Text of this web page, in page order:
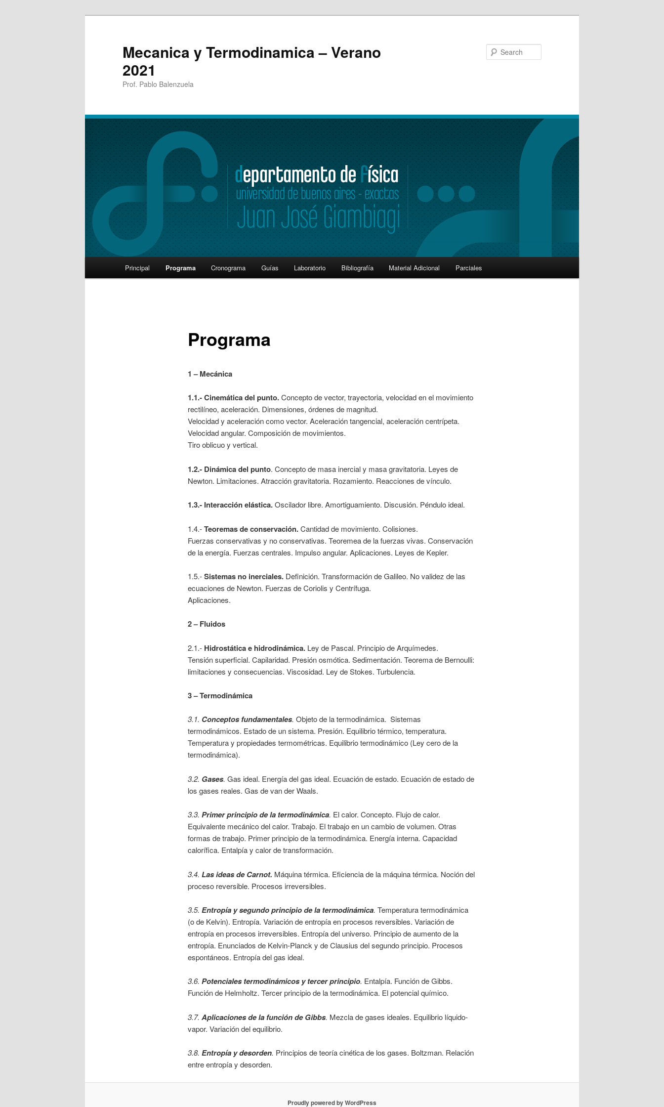
Mecanica y Termodinamica – Verano
2021
Prof. Pablo Balenzuela
Skip
Principal Programa Cronograma Guías Laboratorio Bibliografía Material Adicional Parciales
Programa
1 – Mecánica
1.1.- Cinemática del punto.Concepto de vector, trayectoria, velocidad en el movimiento
rectilíneo, aceleración. Dimensiones, órdenes de magnitud.
Velocidad y aceleración como vector. Aceleración tangencial, aceleración centrípeta.
Velocidad angular. Composición de movimientos.
Tiro oblicuo y vertical.
1.2.- Dinámica del punto. Concepto de masa inercial y masa gravitatoria. Leyes de
Newton. Limitaciones. Atracción gravitatoria. Rozamiento. Reacciones de vínculo.
1.3.- Interacción elástica.Oscilador libre. Amortiguamiento. Discusión. Péndulo ideal.
1.4.-Teoremas de conservación.Cantidad de movimiento. Colisiones.
Fuerzas conservativas y no conservativas. Teoremea de la fuerzas vivas. Conservación
de la energía. Fuerzas centrales. Impulso angular. Aplicaciones. Leyes de Kepler.
1.5.-Sistemas no inerciales. Definición. Transformación de Galileo. No validez de las
ecuaciones de Newton. Fuerzas de Coriolis y Centrífuga.
Aplicaciones.
2 – Fluidos
2.1.- Hidrostática e hidrodinámica. Ley de Pascal. Principio de Arquímedes.
Tensión superficial. Capilaridad. Presión osmótica. Sedimentación. Teorema de Bernoulli:
limitaciones y consecuencias. Viscosidad. Ley de Stokes. Turbulencia.
3 – Termodinámica
3.1. Conceptos fundamentales. Objeto de la termodinámica. Sistemas
termodinámicos. Estado de un sistema. Presión. Equilibrio térmico, temperatura.
Temperatura y propiedades termométricas. Equilibrio termodinámico (Ley cero de la
termodinámica).
3.2. Gases. Gas ideal. Energía del gas ideal. Ecuación de estado. Ecuación de estado de
los gases reales. Gas de van der Waals.
3.3. Primer principio de la termodinámica. El calor. Concepto. Flujo de calor.
Equivalente mecánico del calor. Trabajo. El trabajo en un cambio de volumen. Otras
formas de trabajo. Primer principio de la termodinámica. Energía interna. Capacidad
calorífica. Entalpía y calor de transformación.
3.4. Las ideas de Carnot. Máquina térmica. Eficiencia de la máquina térmica. Noción del
proceso reversible. Procesos irreversibles.
3.5. Entropía y segundo principio de la termodinámica. Temperatura termodinámica
(o de Kelvin). Entropía. Variación de entropía en procesos reversibles. Variación de
entropía en procesos irreversibles. Entropía del universo. Principio de aumento de la
entropía. Enunciados de Kelvin-Planck y de Clausius del segundo principio. Procesos
espontáneos. Entropía del gas ideal.
3.6. Potenciales termodinámicos y tercer principio. Entalpía. Función de Gibbs.
Función de Helmholtz. Tercer principio de la termodinámica. El potencial químico.
3.7. Aplicaciones de la función de Gibbs. Mezcla de gases ideales. Equilibrio líquido-
vapor. Variación del equilibrio.
3.8. Entropía y desorden. Principios de teoría cinética de los gases. Boltzman. Relación
entre entropía y desorden.
Proudly powered by WordPress